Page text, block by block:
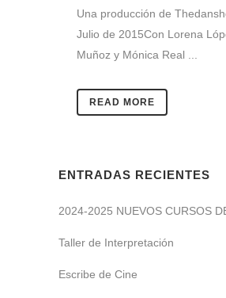
Una producción de
Julio de 2015Con Lorena
Muñoz y Mónica Real ...
READ MORE
ENTRADAS RECIENTES
2024-2025 NUEVOS CURSOS
Taller de Interpretación
Escribe de Cine